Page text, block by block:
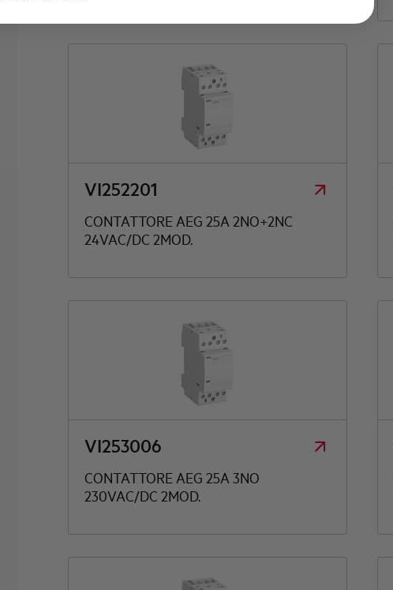
VI252201
CONTATTORE AEG 25A 2NO+2NC
24VAC/DC 2MOD.
VI253006
CONTATTORE AEG 25A 3NO
230VAC/DC 2MOD.